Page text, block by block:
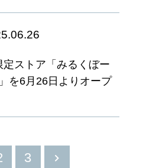
ストア「みるくぼー
を6月26日よりオープ
3